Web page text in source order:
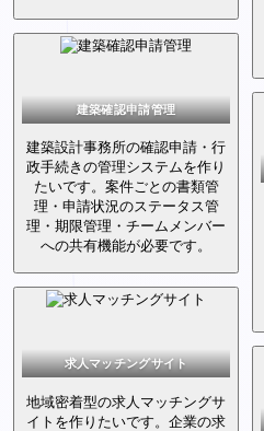
建築確認申請管理
建築設計事務所の確認申請・行
政手続きの管理システムを作り
たいです。案件ごとの書類管
理・申請状況のステータス管
理・期限管理・チームメンバー
への共有機能が必要です。
求人マッチングサイト
地域密着型の求人マッチングサ
イトを作りたいです。企業の求